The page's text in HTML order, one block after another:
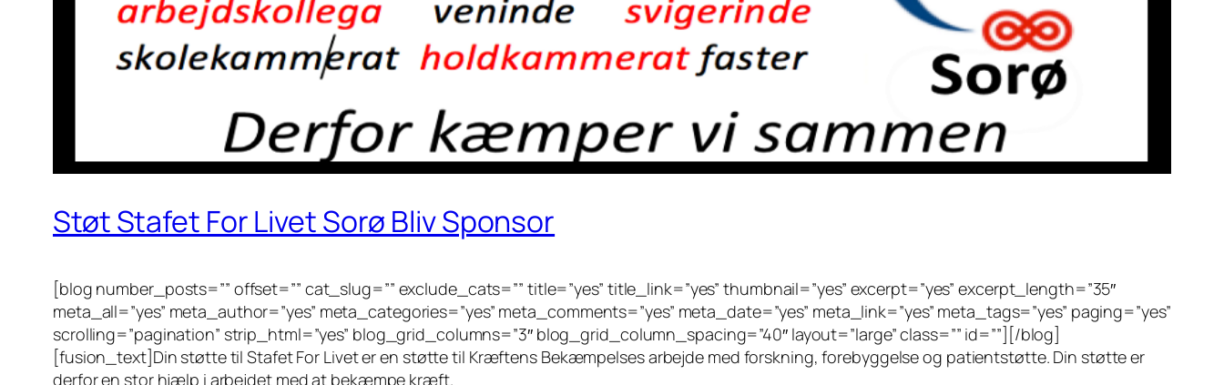
Støt Stafet For Livet Sorø Bliv Sponsor
[blog number_posts=”” offset=”” cat_slug=”” exclude_cats=”” title=”yes” title_link=”yes” thumbnail=”yes” excerpt=”yes” excerpt_length=”35″
meta_all=”yes” meta_author=”yes” meta_categories=”yes” meta_comments=”yes” meta_date=”yes” meta_link=”yes” meta_tags=”yes” paging=”yes”
scrolling=”pagination” strip_html=”yes” blog_grid_columns=”3″ blog_grid_column_spacing=”40″ layout=”large” class=”” id=””][/blog]
[fusion_text]Din støtte til Stafet For Livet er en støtte til Kræftens Bekæmpelses arbejde med forskning, forebyggelse og patientstøtte. Din støtte er
derfor en stor hjælp i arbejdet med at bekæmpe kræft.